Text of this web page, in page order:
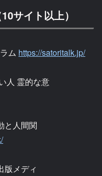
サイト以上）
ム https://satoritalk.jp/
人 霊的な意
と人間関
版メディ